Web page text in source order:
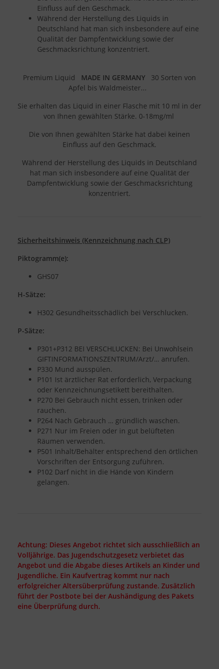
Einfluss auf den Geschmack.
Während der Herstellung des Liquids in
Deutschland hat man sich insbesondere auf eine
Qualität der Dampfentwicklung sowie der
Geschmacksrichtung konzentriert.
Premium Liquid MADE IN GERMANY 30 Sorten von
Apfel bis Waldmeister...
Sie erhalten das Liquid in einer Flasche mit 10 ml in der
von Ihnen gewählten Stärke. 0-18mg/ml
Die von Ihnen gewählten Stärke hat dabei keinen
Einfluss auf den Geschmack.
Während der Herstellung des Liquids in Deutschland
hat man sich insbesondere auf eine Qualität der
Dampfentwicklung sowie der Geschmacksrichtung
konzentriert.
Sicherheitshinweis (Kennzeichnung nach CLP)
Piktogramm(e):
GHS07
H-Sätze:
H302 Gesundheitsschädlich bei Verschlucken.
P-Sätze:
P301+P312 BEI VERSCHLUCKEN: Bei Unwohlsein
GIFTINFORMATIONSZENTRUM/Arzt/… anrufen.
P330 Mund ausspülen.
P101 Ist ärztlicher Rat erforderlich, Verpackung
oder Kennzeichnungsetikett bereithalten.
P270 Bei Gebrauch nicht essen, trinken oder
rauchen.
P264 Nach Gebrauch … gründlich waschen.
P271 Nur im Freien oder in gut belüfteten
Räumen verwenden.
P501 Inhalt/Behälter entsprechend den örtlichen
Vorschriften der Entsorgung zuführen.
P102 Darf nicht in die Hände von Kindern
gelangen.
Achtung: Dieses Angebot richtet sich ausschließlich an
Volljährige. Das Jugendschutzgesetz verbietet das
Angebot und die Abgabe dieses Artikels an Kinder und
Jugendliche. Ein Kaufvertrag kommt nur nach
erfolgreicher Altersüberprüfung zustande. Zusätzlich
führt der Postbote bei der Aushändigung des Pakets
eine Überprüfung durch.